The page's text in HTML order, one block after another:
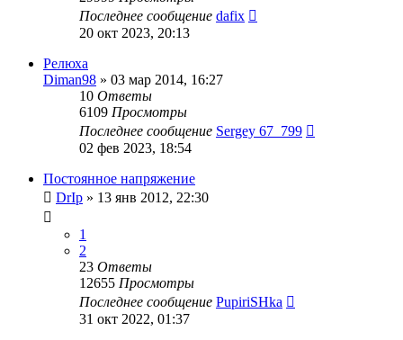
Последнее сообщение dafix
20 окт 2023, 20:13
Релюха
Diman98 » 03 мар 2014, 16:27
10 Ответы
6109 Просмотры
Последнее сообщение Sergey 67_799
02 фев 2023, 18:54
Постоянное напряжение
DrIp » 13 янв 2012, 22:30
1
2
23 Ответы
12655 Просмотры
Последнее сообщение PupiriSHka
31 окт 2022, 01:37